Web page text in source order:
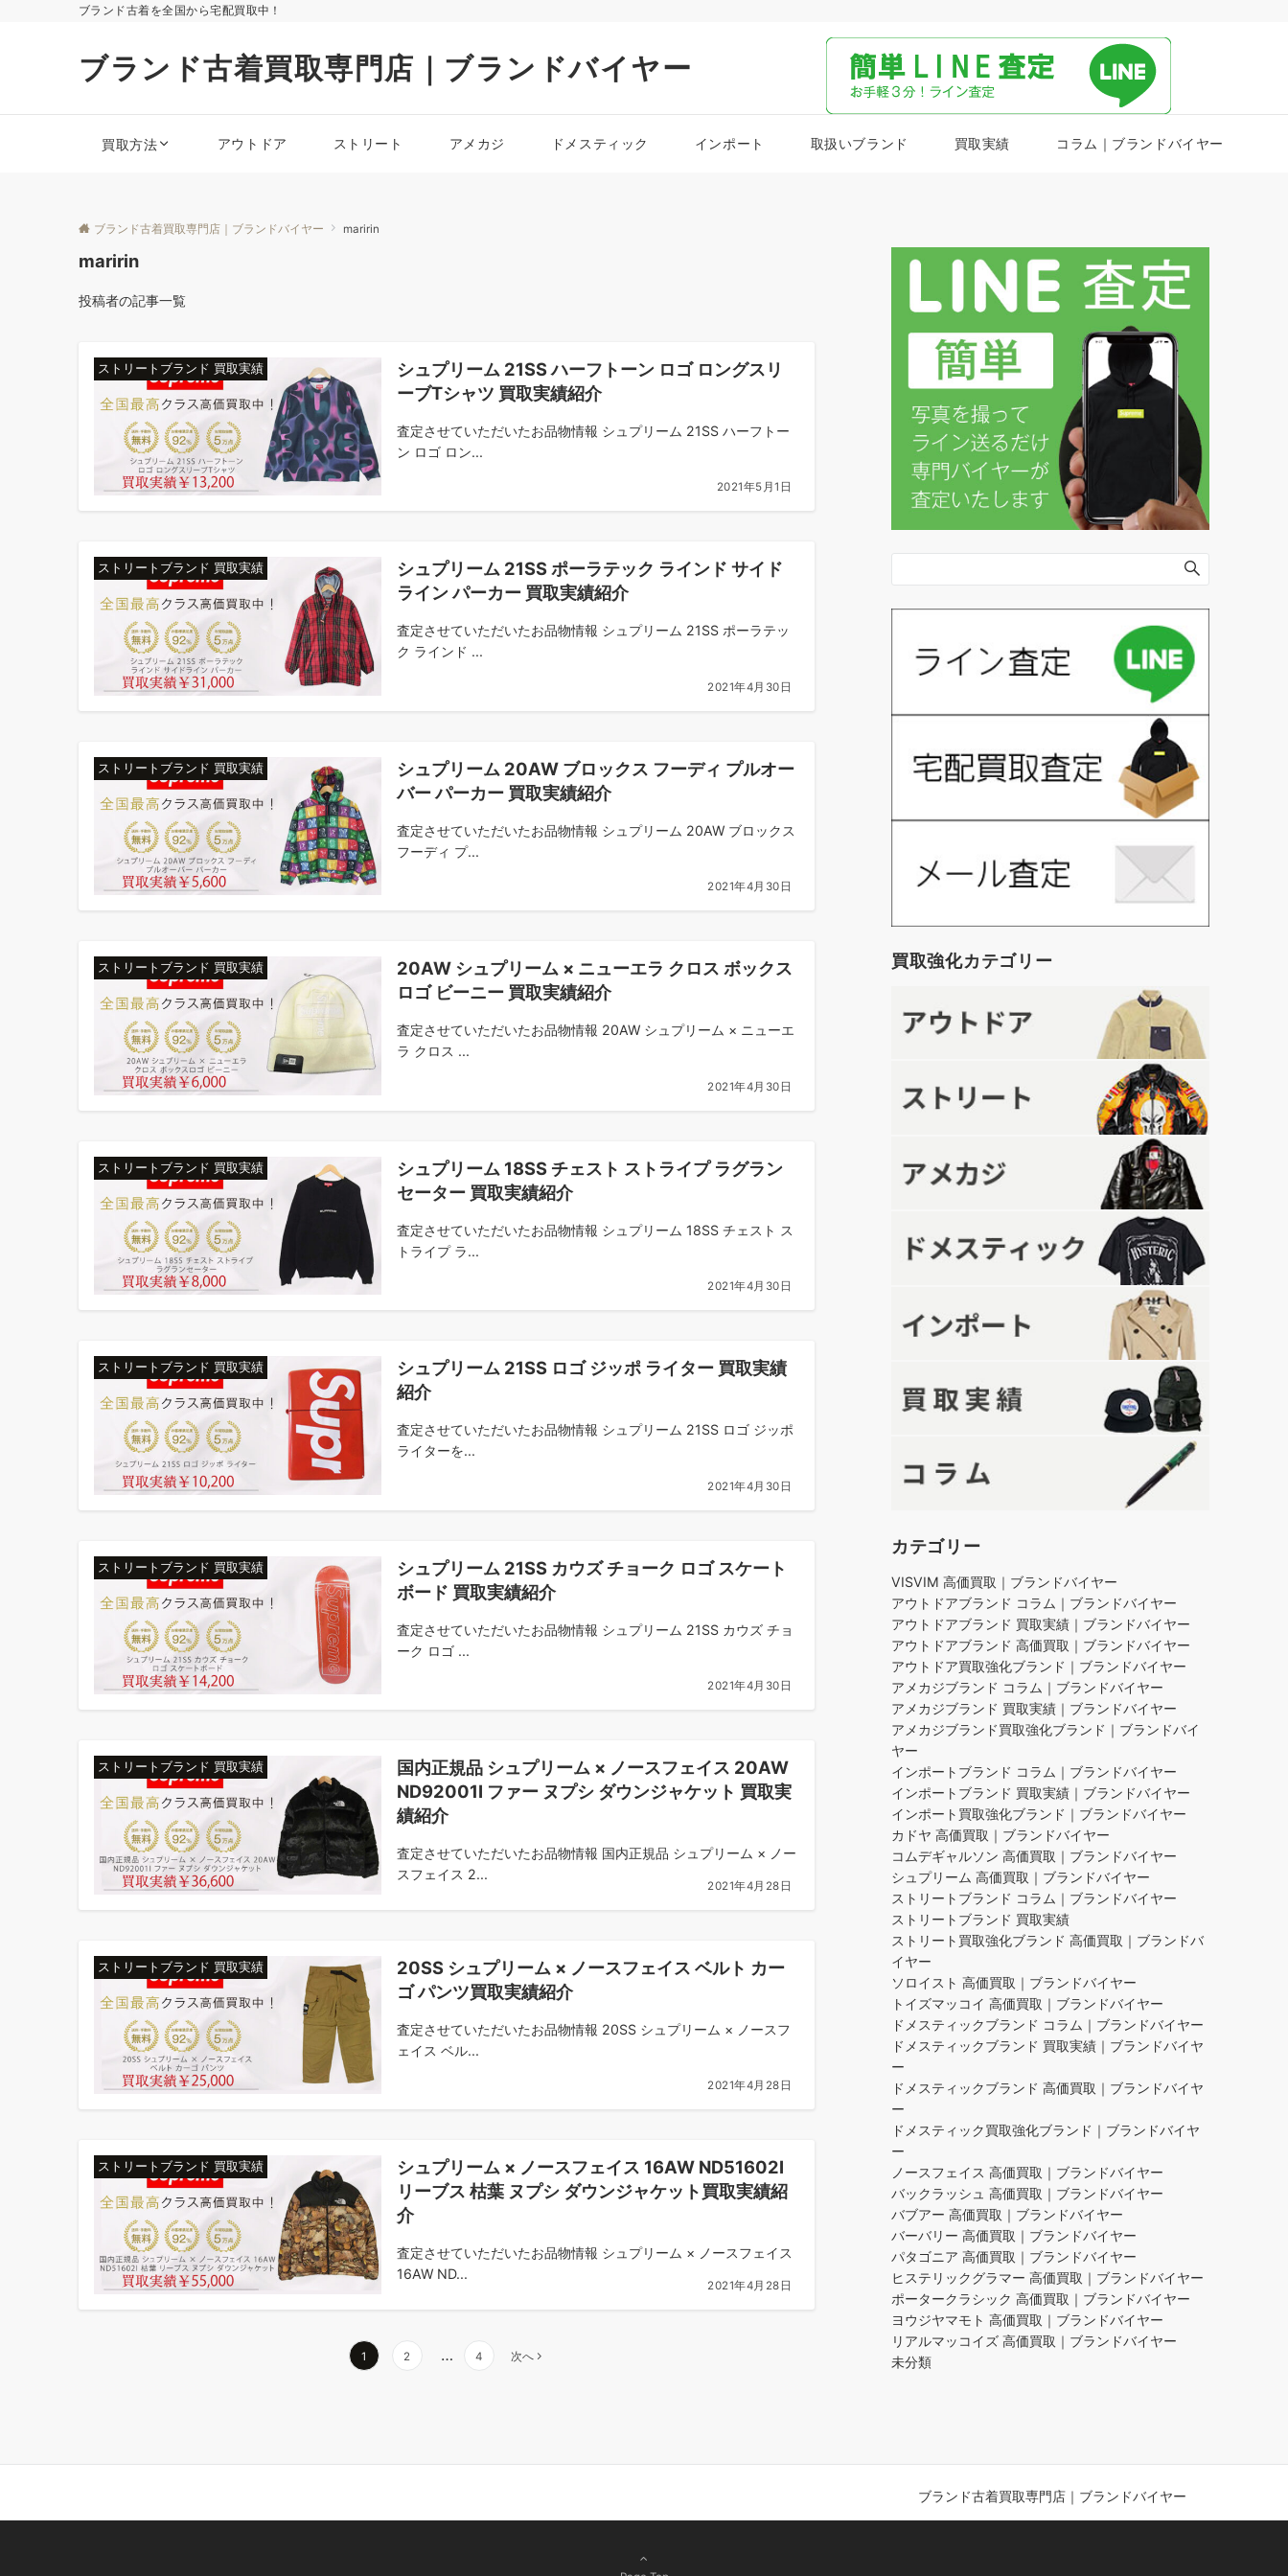
ブランド古着を全国から宅配買取中！
ブランド古着買取専門店｜ブランドバイヤー
買取方法 アウトドア ストリート アメカジ ドメスティック インポート 取扱いブランド 買取実績 コラム｜ブランドバイヤー
ブランド古着買取専門店｜ブランドバイヤー maririn
maririn
投稿者の記事一覧
ストリートブランド 買取実績
シュプリーム 21SS ハーフトーン ロゴ ロングスリ
ーブTシャツ 買取実績紹介
査定させていただいたお品物情報 シュプリーム 21SS ハーフトー
ン ロゴ ロン...
2021年5月1日
ストリートブランド 買取実績
シュプリーム 21SS ポーラテック ラインド サイド
ライン パーカー 買取実績紹介
査定させていただいたお品物情報 シュプリーム 21SS ポーラテッ
ク ラインド ...
2021年4月30日
ストリートブランド 買取実績
シュプリーム 20AW ブロックス フーディ プルオー
バー パーカー 買取実績紹介
査定させていただいたお品物情報 シュプリーム 20AW ブロックス
フーディ プ...
2021年4月30日
ストリートブランド 買取実績
20AW シュプリーム × ニューエラ クロス ボックス
ロゴ ビーニー 買取実績紹介
査定させていただいたお品物情報 20AW シュプリーム × ニューエ
ラ クロス ...
2021年4月30日
ストリートブランド 買取実績
シュプリーム 18SS チェスト ストライプ ラグラン
セーター 買取実績紹介
査定させていただいたお品物情報 シュプリーム 18SS チェスト ス
トライプ ラ...
2021年4月30日
ストリートブランド 買取実績
シュプリーム 21SS ロゴ ジッポ ライター 買取実績
紹介
査定させていただいたお品物情報 シュプリーム 21SS ロゴ ジッポ
ライターを...
2021年4月30日
ストリートブランド 買取実績
シュプリーム 21SS カウズ チョーク ロゴ スケート
ボード 買取実績紹介
査定させていただいたお品物情報 シュプリーム 21SS カウズ チョ
ーク ロゴ ...
2021年4月30日
ストリートブランド 買取実績
国内正規品 シュプリーム × ノースフェイス 20AW
ND92001I ファー ヌプシ ダウンジャケット 買取実
績紹介
査定させていただいたお品物情報 国内正規品 シュプリーム × ノー
スフェイス 2...
2021年4月28日
ストリートブランド 買取実績
20SS シュプリーム × ノースフェイス ベルト カー
ゴ パンツ買取実績紹介
査定させていただいたお品物情報 20SS シュプリーム × ノースフ
ェイス ベル...
2021年4月28日
ストリートブランド 買取実績
シュプリーム × ノースフェイス 16AW ND51602I
リーブス 枯葉 ヌプシ ダウンジャケット買取実績紹
介
査定させていただいたお品物情報 シュプリーム × ノースフェイス
16AW ND...
2021年4月28日
ジ
り
1 2 … 4 次へ
買取強化カテゴリー
カテゴリー
VISVIM 高価買取｜ブランドバイヤー
アウトドアブランド コラム｜ブランドバイヤー
アウトドアブランド 買取実績｜ブランドバイヤー
アウトドアブランド 高価買取｜ブランドバイヤー
アウトドア買取強化ブランド｜ブランドバイヤー
アメカジブランド コラム｜ブランドバイヤー
アメカジブランド 買取実績｜ブランドバイヤー
アメカジブランド買取強化ブランド｜ブランドバイ
ヤー
インポートブランド コラム｜ブランドバイヤー
インポートブランド 買取実績｜ブランドバイヤー
インポート買取強化ブランド｜ブランドバイヤー
カドヤ 高価買取｜ブランドバイヤー
コムデギャルソン 高価買取｜ブランドバイヤー
シュプリーム 高価買取｜ブランドバイヤー
ストリートブランド コラム｜ブランドバイヤー
ストリートブランド 買取実績
ストリート買取強化ブランド 高価買取｜ブランドバ
イヤー
ソロイスト 高価買取｜ブランドバイヤー
トイズマッコイ 高価買取｜ブランドバイヤー
ドメスティックブランド コラム｜ブランドバイヤー
ドメスティックブランド 買取実績｜ブランドバイヤ
ー
ドメスティックブランド 高価買取｜ブランドバイヤ
ー
ドメスティック買取強化ブランド｜ブランドバイヤ
ー
ノースフェイス 高価買取｜ブランドバイヤー
バックラッシュ 高価買取｜ブランドバイヤー
バブアー 高価買取｜ブランドバイヤー
バーバリー 高価買取｜ブランドバイヤー
パタゴニア 高価買取｜ブランドバイヤー
ヒステリックグラマー 高価買取｜ブランドバイヤー
ポータークラシック 高価買取｜ブランドバイヤー
ヨウジヤマモト 高価買取｜ブランドバイヤー
リアルマッコイズ 高価買取｜ブランドバイヤー
未分類
ブランド古着買取専門店｜ブランドバイヤー